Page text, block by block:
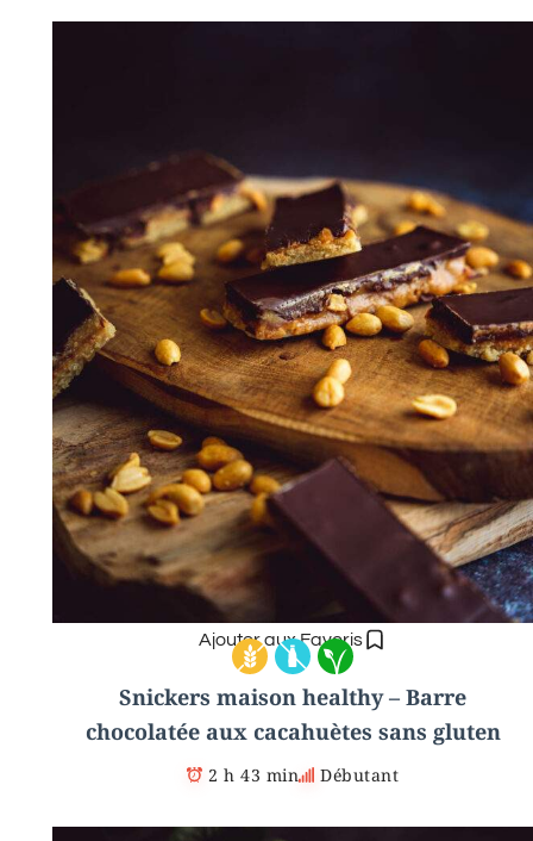
Ajouter aux Favoris
Snickers maison healthy – Barre
chocolatée aux cacahuètes sans gluten
2 h 43 min Débutant